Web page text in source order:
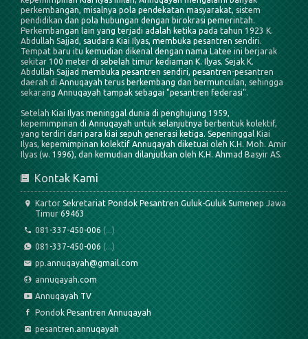
perkembangan, misalnya pola pendekatan masyarakat, sistem
pendidikan dan pola hubungan dengan birokrasi pemerintah.
Perkembangan lain yang terjadi adalah ketika pada tahun 1923 K.
Abdullah Sajjad, saudara Kiai Ilyas, membuka pesantren sendiri.
Tempat baru itu kemudian dikenal dengan nama Latee ini berjarak
sekitar 100 meter di sebelah timur kediaman K. Ilyas. Sejak K.
Abdullah Sajjad membuka pesantren sendiri, pesantren-pesantren
daerah di Annuqayah terus berkembang dan bermunculan, sehingga
sekarang Annuqayah tampak sebagai "pesantren federasi".
Setelah Kiai Ilyas meninggal dunia di penghujung 1959,
kepemimpinan di Annuqayah untuk selanjutnya berbentuk kolektif,
yang terdiri dari para kiai sepuh generasi ketiga. Sepeninggal Kiai
Ilyas, kepemimpinan kolektif Annuqayah diketuai oleh K.H. Moh. Amir
Ilyas (w. 1996), dan kemudian dilanjutkan oleh K.H. Ahmad Basyir AS.
Kontak Kami
Kartor Sekretariat Pondok Pesantren Guluk-Guluk Sumenep Jawa
Timur 69463
081-337-450-006 (...)
081-337-450-006 (...)
pp.annuqayah@gmail.com
annuqayah.com
Annuqayah TV
Pondok Pesantren Annuqayah
pesantren.annuqayah